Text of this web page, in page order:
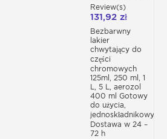
skutera, konieczne jest
karoserii skutera, chyba że
sposobem jest ułożenie części
na siatce, 1 metr od podłoża.
efekty lakieru do skuterów
do lakieru do skuterów
CHROMU I
TRUDNYCH METALI
P760
Review(s)
131,92 zł
Bezbarwny
lakier
chwytający do
części
chromowych
125ml, 250 ml, 1
L, 5 L, aerozol
400 ml Gotowy
do użycia,
jednoskładnikowy
Dostawa w 24 –
72 h